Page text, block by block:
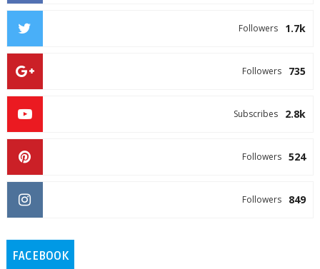
1.7k
Followers
735
Followers
2.8k
Subscribes
524
Followers
849
Followers
FACEBOOK